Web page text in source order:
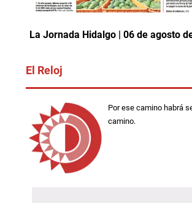
La Jornada Hidalgo | 06 de agosto
El Reloj
Por ese camino habrá
camino.